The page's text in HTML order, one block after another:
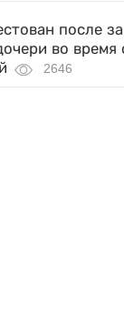
после
во время
2646